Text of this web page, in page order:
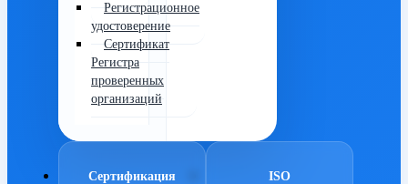
Регистрационное
удостоверение
Сертификат
Регистра
проверенных
организаций
Сертификация ISO